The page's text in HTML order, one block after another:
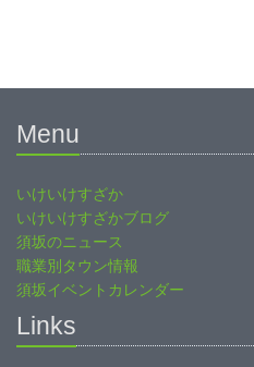
Menu
いけいけすざか
いけいけすざかブログ
須坂のニュース
職業別タウン情報
須坂イベントカレンダー
Links